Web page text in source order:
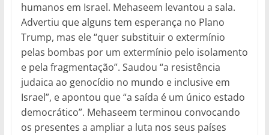
humanos em Israel. Mehaseem levantou a sala.
Advertiu que alguns tem esperança no Plano
Trump, mas ele “quer substituir o extermínio
pelas bombas por um extermínio pelo isolamento
e pela fragmentação”. Saudou “a resistência
judaica ao genocídio no mundo e inclusive em
Israel”, e apontou que “a saída é um único estado
democrático”. Mehaseem terminou convocando
os presentes a ampliar a luta nos seus países